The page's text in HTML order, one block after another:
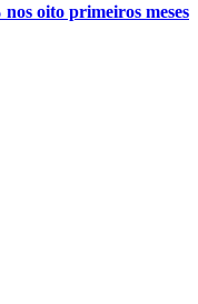
oito primeiros meses